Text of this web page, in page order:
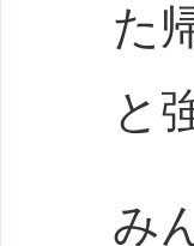
た
と
み